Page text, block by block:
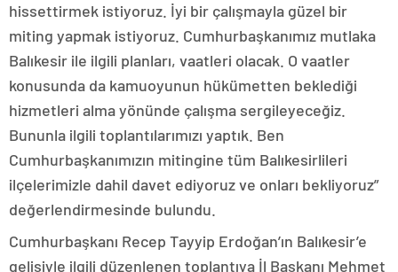
hissettirmek istiyoruz. İyi bir çalışmayla güzel bir
miting yapmak istiyoruz. Cumhurbaşkanımız mutlaka
Balıkesir ile ilgili planları, vaatleri olacak. O vaatler
konusunda da kamuoyunun hükümetten beklediği
hizmetleri alma yönünde çalışma sergileyeceğiz.
Bununla ilgili toplantılarımızı yaptık. Ben
Cumhurbaşkanımızın mitingine tüm Balıkesirlileri
ilçelerimizle dahil davet ediyoruz ve onları bekliyoruz”
değerlendirmesinde bulundu.
Cumhurbaşkanı Recep Tayyip Erdoğan’ın Balıkesir’e
gelişiyle ilgili düzenlenen toplantıya İl Başkanı Mehmet